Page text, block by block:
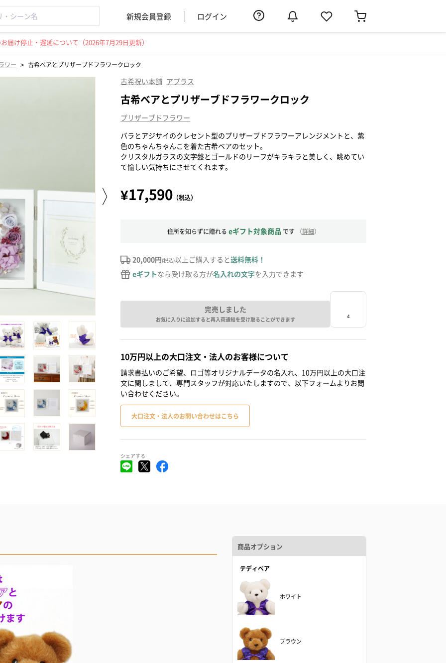
新規会員登録 ログイン
け停止・遅延について（2026年7月29日更新）
ワー > 古希ベアとプリザーブドフラワークロック
古希祝い本舗 アプラス
古希ベアとプリザーブドフラワークロック
プリザーブドフラワー
バラとアジサイのクレセント型のプリザーブドフラワーアレンジメントと、紫
色のちゃんちゃんこを着た古希ベアのセット。
クリスタルガラスの文字盤とゴールドのリーフがキラキラと美しく、眺めてい
て愉しい気持ちにさせてくれます。
¥17,590 （税込）
住所を知らずに贈れる eギフト対象商品 です （詳細）
20,000円(税込)以上ご購入すると送料無料！
eギフトなら受け取る方が名入れの文字を入力できます
完売しました
お気に入りに追加すると再入荷通知を受け取ることができます
10万円以上の大口注文・法人のお客様について
請求書払いのご希望、ロゴ等オリジナルデータの名入れ、10万円以上の大口注
文に関しまして、専門スタッフが対応いたしますので、以下フォームよりお問
い合わせください。
大口注文・法人のお問い合わせはこちら
シェアする
商品オプション
テディベア
ホワイト
ブラウン